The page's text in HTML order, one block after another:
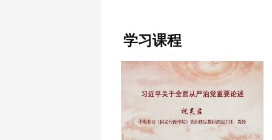
学习课程